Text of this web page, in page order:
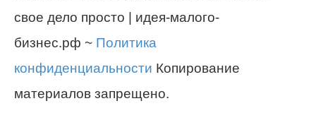
свое дело просто | идея-малого-
бизнес.рф ~ Политика
конфиденциальности Копирование
материалов запрещено.